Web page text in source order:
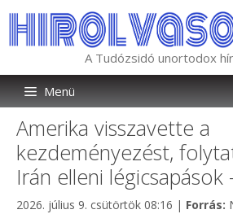
tartalomba
A Tudózsidó unortodox
Menü
Amerika visszavette a
kezdeményezést,
Irán elleni
2026. július 9. csütörtök 08:16 | Forrás: